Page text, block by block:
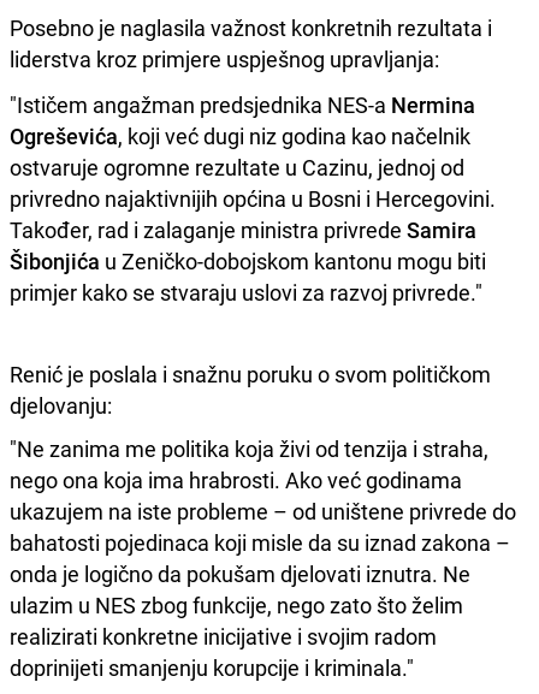
Posebno je naglasila važnost konkretnih rezultata i
liderstva kroz primjere uspješnog upravljanja:
"Ističem angažman predsjednika NES-a Nermina
Ogreševića, koji već dugi niz godina kao načelnik
ostvaruje ogromne rezultate u Cazinu, jednoj od
privredno najaktivnijih općina u Bosni i Hercegovini.
Također, rad i zalaganje ministra privrede Samira
Šibonjića u Zeničko-dobojskom kantonu mogu biti
primjer kako se stvaraju uslovi za razvoj privrede."
Renić je poslala i snažnu poruku o svom političkom
djelovanju:
"Ne zanima me politika koja živi od tenzija i straha,
nego ona koja ima hrabrosti. Ako već godinama
ukazujem na iste probleme – od uništene privrede do
bahatosti pojedinaca koji misle da su iznad zakona –
onda je logično da pokušam djelovati iznutra. Ne
ulazim u NES zbog funkcije, nego zato što želim
realizirati konkretne inicijative i svojim radom
doprinijeti smanjenju korupcije i kriminala."